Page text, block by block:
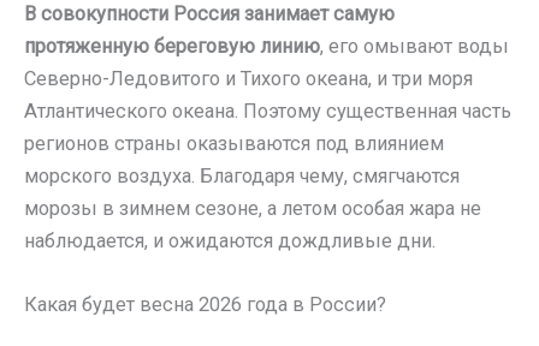
В совокупности Россия занимает самую
протяженную береговую линию, его омывают воды
Северно-Ледовитого и Тихого океана, и три моря
Атлантического океана. Поэтому существенная часть
регионов страны оказываются под влиянием
морского воздуха. Благодаря чему, смягчаются
морозы в зимнем сезоне, а летом особая жара не
наблюдается, и ожидаются дождливые дни.
Какая будет весна 2026 года в России?